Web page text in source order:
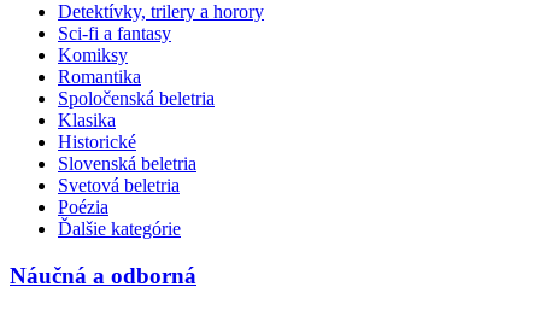
Detektívky, trilery a horory
Sci-fi a fantasy
Komiksy
Romantika
Spoločenská beletria
Klasika
Historické
Slovenská beletria
Svetová beletria
Poézia
Ďalšie kategórie
Náučná a odborná